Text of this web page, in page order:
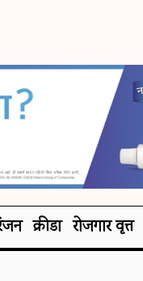
क्रीडा रोजगार वृत्त